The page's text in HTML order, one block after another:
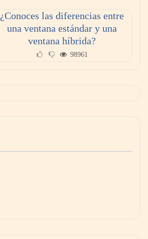
¿Conoces las diferencias entre
una ventana estándar y una
ventana híbrida?
98961